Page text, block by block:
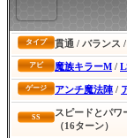
タイプ 貫通 / バランス /
アビ 魔族キラーM /
ゲージ アンチ魔法陣 /
SS
スピードとパワ
（16ターン）